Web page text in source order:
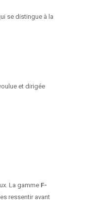
se distingue à la
et dirigée
La gamme F-
ressentir avant